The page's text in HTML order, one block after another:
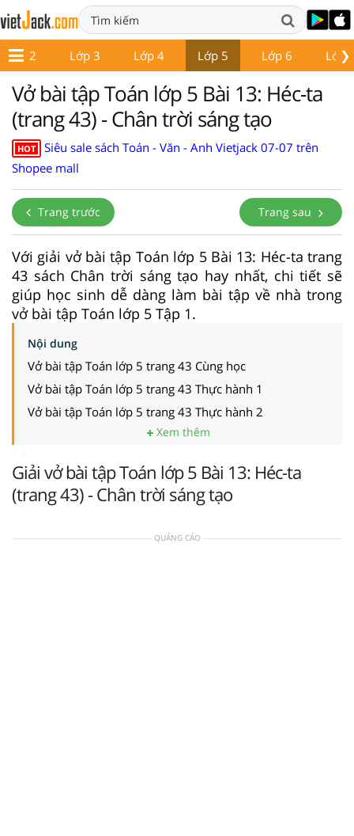
❯
Lớp 2 Lớp 3 Lớp 4 Lớp 5 Lớp 6 Lớp
Vở bài tập Toán lớp 5 Bài 13: Héc-ta
(trang 43) - Chân trời sáng tạo
HOT
Siêu sale sách Toán - Văn - Anh Vietjack 07-07 trên
Shopee mall
Trang trước Trang sau
Với giải vở bài tập Toán lớp 5 Bài 13: Héc-ta trang
43 sách Chân trời sáng tạo hay nhất, chi tiết sẽ
giúp học sinh dễ dàng làm bài tập về nhà trong
vở bài tập Toán lớp 5 Tập 1.
Nội dung
Vở bài tập Toán lớp 5 trang 43 Cùng học
Vở bài tập Toán lớp 5 trang 43 Thực hành 1
Vở bài tập Toán lớp 5 trang 43 Thực hành 2
Xem thêm
Giải vở bài tập Toán lớp 5 Bài 13: Héc-ta
(trang 43) - Chân trời sáng tạo
QUẢNG CÁO